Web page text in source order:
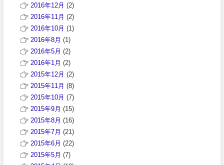
2016年12月 (2)
2016年11月 (2)
2016年10月 (1)
2016年8月 (1)
2016年5月 (2)
2016年1月 (2)
2015年12月 (2)
2015年11月 (8)
2015年10月 (7)
2015年9月 (15)
2015年8月 (16)
2015年7月 (21)
2015年6月 (22)
2015年5月 (7)